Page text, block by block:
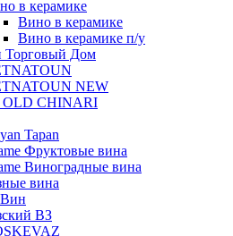
в керамике
Вино в керамике
Вино в керамике п/у
Торговый Дом
NEW
CHINARI
Tapan
Фруктовые вина
Виноградные вина
вина
ВЗ